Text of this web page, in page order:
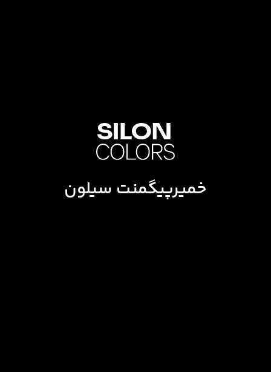
خمیرپیگمنت سیلون